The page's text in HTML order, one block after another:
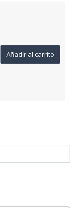
Añadir al carrito